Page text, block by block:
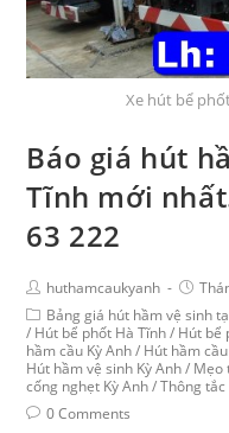
Xe hút bể
Báo giá hút
Tĩnh mới
63 222
huthamcaukyanh
Bảng giá hút hầm vệ sinh
/ Hút bể phốt Hà Tĩnh / Hút bể
hầm cầu Kỳ Anh / Hút hầm
Hút hầm vệ sinh Kỳ Anh / Mẹo
cống nghẹt Kỳ Anh / Thông
0 Comments